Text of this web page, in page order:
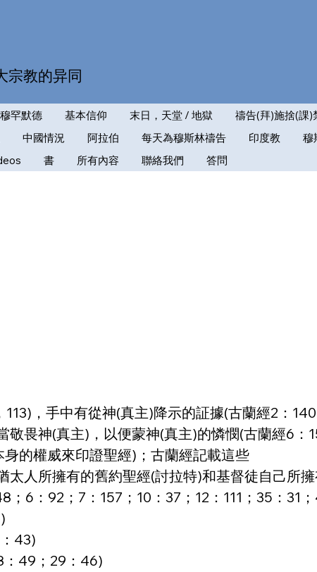
宗教的异同
穆罕默德 基本信仰 末日，天堂 / 地獄 禱告(拜)施捨(課)
中國情況 阿拉伯 每天為穆斯林禱告 印度教 穆
書 所有內容 聯絡我們 答問
，手中有從神(真主)降示的証據(古蘭經2：
畏神(真主)，以便蒙神(真主)的憐憫(古蘭經6：
的權威來印證聖經)；古蘭經記載這些
人所擁有的舊約聖經(討拉特)和基督徒自己所
6：92；7：157；10：37；12：111；35：31
43)
：49；29：46)